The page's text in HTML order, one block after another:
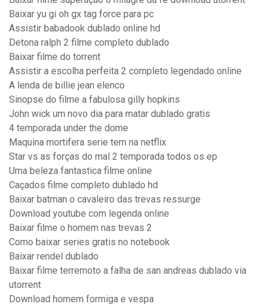
Baixar yu gi oh gx tag force para pc
Assistir babadook dublado online hd
Detona ralph 2 filme completo dublado
Baixar filme do torrent
Assistir a escolha perfeita 2 completo legendado online
A lenda de billie jean elenco
Sinopse do filme a fabulosa gilly hopkins
John wick um novo dia para matar dublado gratis
4 temporada under the dome
Maquina mortifera serie tem na netflix
Star vs as forças do mal 2 temporada todos os ep
Uma beleza fantastica filme online
Caçados filme completo dublado hd
Baixar batman o cavaleiro das trevas ressurge
Download youtube com legenda online
Baixar filme o homem nas trevas 2
Como baixar series gratis no notebook
Baixar rendel dublado
Baixar filme terremoto a falha de san andreas dublado via
utorrent
Download homem formiga e vespa